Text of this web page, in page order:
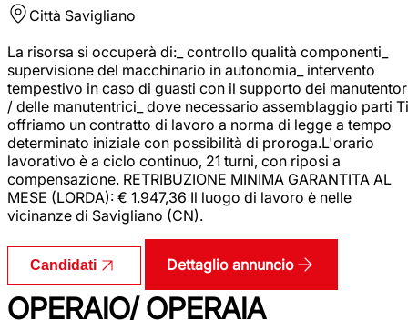
Città Savigliano
La risorsa si occuperà di:_ controllo qualità componenti_
supervisione del macchinario in autonomia_ intervento
tempestivo in caso di guasti con il supporto dei
/ delle manutentrici_ dove necessario assemblaggio parti Ti
offriamo un contratto di lavoro a norma di legge a tempo
determinato iniziale con possibilità di proroga.L'orario
lavorativo è a ciclo continuo, 21 turni, con riposi a
compensazione. RETRIBUZIONE MINIMA GARANTITA AL
MESE (LORDA): € 1.947,36 Il luogo di lavoro è nelle
vicinanze di Savigliano (CN).
Candidati Dettaglio annuncio
OPERAIO/ OPERAIA